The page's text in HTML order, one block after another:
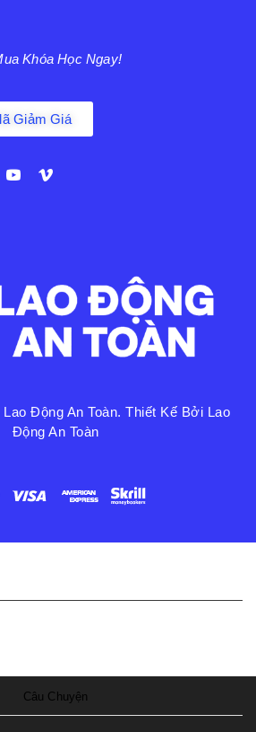
Khóa Học Ngay!
Giảm Giá
Lao Động An Toàn. Thiết Kế Bởi Lao
Động An Toàn
Câu Chuyện